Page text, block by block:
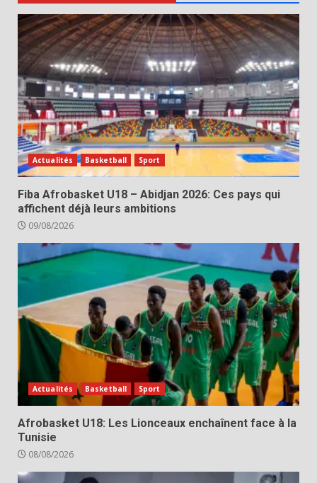
Actualités Basketball Sport
Fiba Afrobasket U18 – Abidjan 2026: Ces pays qui
affichent déjà leurs ambitions
09/08/2026
Actualités Basketball Sport
Afrobasket U18: Les Lionceaux enchaînent face à la
Tunisie
08/08/2026